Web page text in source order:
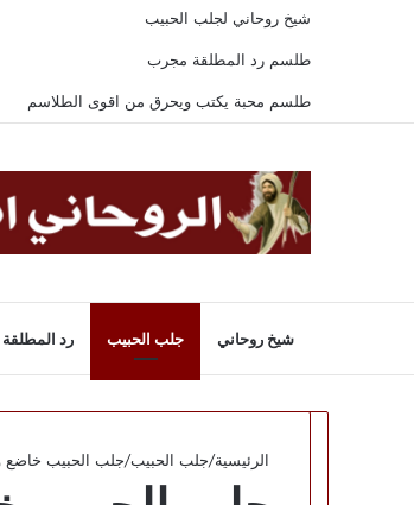
شيخ روحاني لجلب الحبيب
طلسم رد المطلقة مجرب
طلسم محبة يكتب ويحرق من اقوى الطلاسم
شيخ روحاني جلب الحبيب رد المطلقة
الرئيسية/جلب الحبيب/جلب الحبيب خاضع